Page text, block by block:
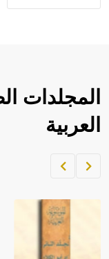
المجلدات
العربية